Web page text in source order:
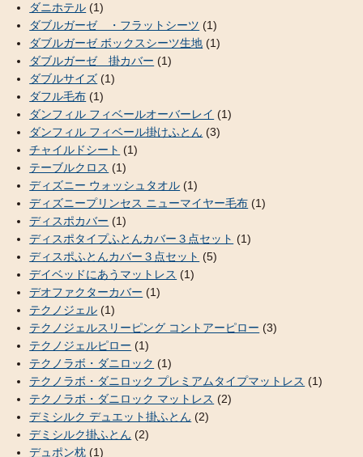
ダニホテル (1)
ダブルガーゼ ・フラットシーツ (1)
ダブルガーゼ ボックスシーツ生地 (1)
ダブルガーゼ 掛カバー (1)
ダブルサイズ (1)
ダフル毛布 (1)
ダンフィル フィベールオーバーレイ (1)
ダンフィル フィベール掛けふとん (3)
チャイルドシート (1)
テーブルクロス (1)
ディズニー ウォッシュタオル (1)
ディズニープリンセス ニューマイヤー毛布 (1)
ディスポカバー (1)
ディスポタイプふとんカバー３点セット (1)
ディスポふとんカバー３点セット (5)
デイベッドにあうマットレス (1)
デオファクターカバー (1)
テクノジェル (1)
テクノジェルスリーピング コントアーピロー (3)
テクノジェルピロー (1)
テクノラボ・ダニロック (1)
テクノラボ・ダニロック プレミアムタイプマットレス (1)
テクノラボ・ダニロック マットレス (2)
デミシルク デュエット掛ふとん (2)
デミシルク掛ふとん (2)
デュポン枕 (1)